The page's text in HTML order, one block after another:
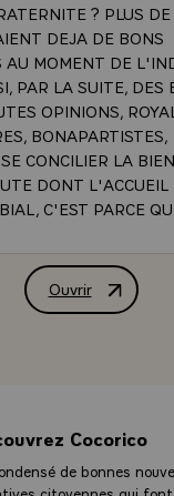
? PLUS
DEJA DE BONS
AU MOMENT DE
PAR LA SUITE, DES
OPINIONS,
BONAPARTISTES,
CONCILIER LA
DONT L'ACCUEIL
C'EST PARCE
A DONNE A
D'AUTRES TITRES
CONGRES
BATTRE LE COEUR DE
ICI ENCORE QUE
FONDATEURS
QUI REGIT
C'EST ICI,
Ouvrir
ALLOCUTION
Cocorico
de bonnes